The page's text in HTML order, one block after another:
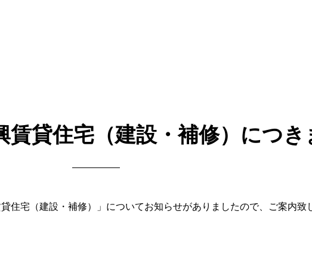
貸住宅（建設・補修）につき
宅（建設・補修）」についてお知らせがありましたので、ご案内致